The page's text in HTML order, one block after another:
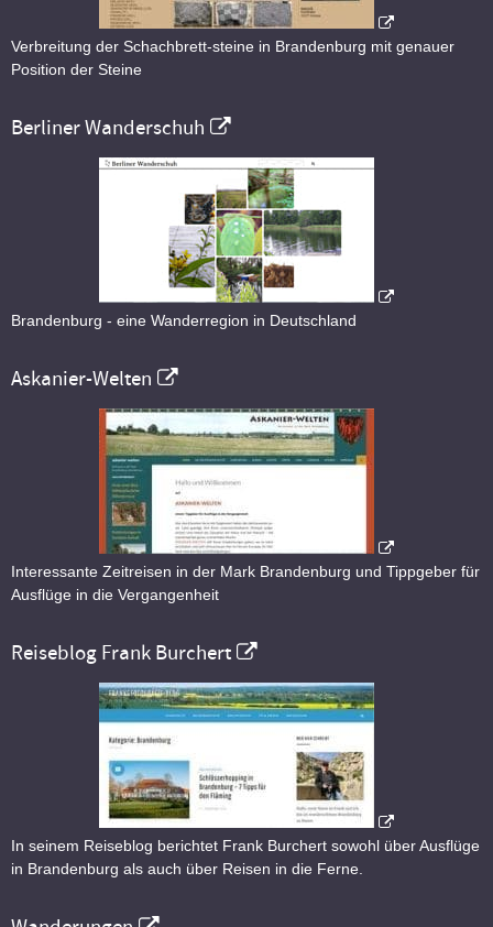
Verbreitung der Schachbrett-steine in Brandenburg mit genauer
Position der Steine
Berliner Wanderschuh
Brandenburg - eine Wanderregion in Deutschland
Askanier-Welten
Interessante Zeitreisen in der Mark Brandenburg und Tippgeber für
Ausflüge in die Vergangenheit
Reiseblog Frank Burchert
In seinem Reiseblog berichtet Frank Burchert sowohl über Ausflüge
in Brandenburg als auch über Reisen in die Ferne.